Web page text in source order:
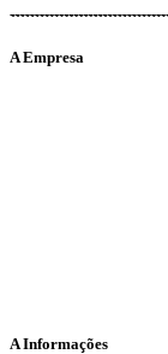
A Empresa
A Informações